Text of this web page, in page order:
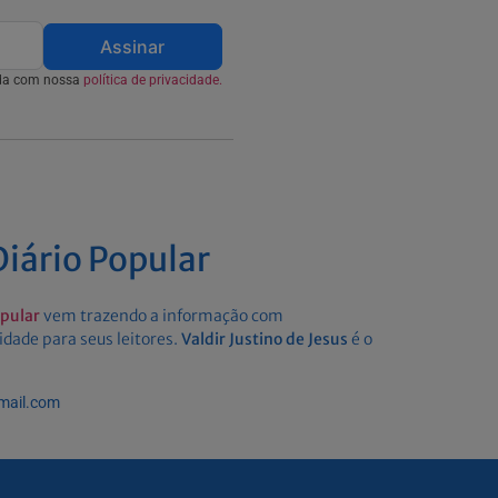
Assinar
com nossa política de privacidade.
Popular
vem trazendo a informação com
para seus leitores. Valdir Justino de Jesus é o